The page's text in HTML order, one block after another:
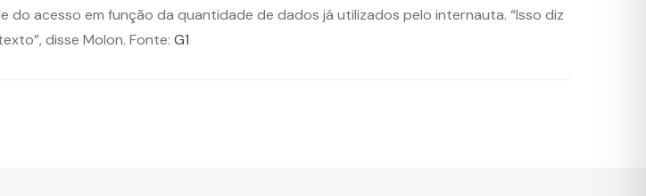
acesso em função da quantidade de dados já utilizados pelo internauta. “Isso diz
disse Molon. Fonte: G1